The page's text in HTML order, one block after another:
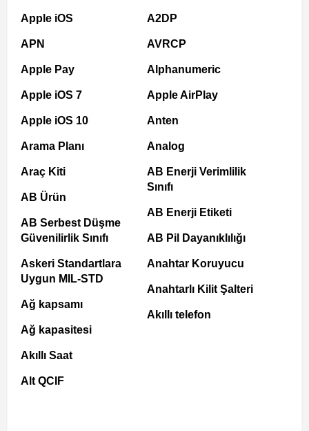
Apple iOS
APN
Apple Pay
Apple iOS 7
Apple iOS 10
Arama Planı
Araç Kiti
AB Ürün
AB Serbest Düşme
Güvenilirlik Sınıfı
Askeri Standartlara
Uygun MIL-STD
Ağ kapsamı
Ağ kapasitesi
Akıllı Saat
Alt QCIF
A2DP
AVRCP
Alphanumeric
Apple AirPlay
Anten
Analog
AB Enerji Verimlilik
Sınıfı
AB Enerji Etiketi
AB Pil Dayanıklılığı
Anahtar Koruyucu
Anahtarlı Kilit Şalteri
Akıllı telefon